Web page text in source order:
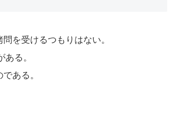
を受けるつもりはない。
る。
ある。